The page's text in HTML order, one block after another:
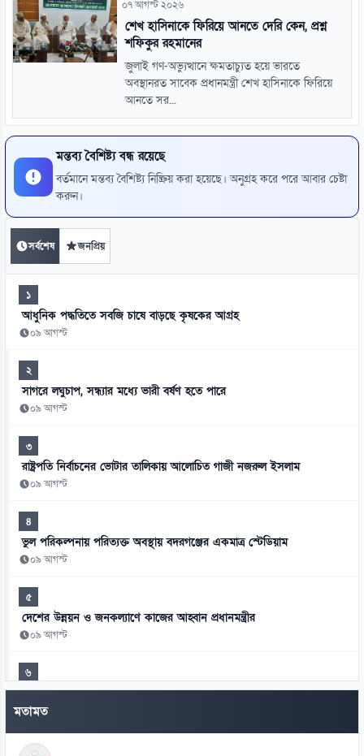
০৭ আগস্ট ২০২৬
শেখ হাসিনাকে ফিরিয়ে আনতে দেরি কেন, প্রশ্ন
শফিকুর রহমানের
জুলাই গণ-অভ্যুত্থানে ক্ষমতাচ্যুত হয়ে ভারতে
অবস্থানরত সাবেক প্রধানমন্ত্রী শেখ হাসিনাকে ফিরিয়ে
আনতে সর...
মন্তব্য বৈশিষ্ট্য বন্ধ রয়েছে
বর্তমানে মন্তব্য বৈশিষ্ট্য নিষ্ক্রিয় করা হয়েছে। অনুগ্রহ করে পরে আবার চেষ্টা
করুন।
সর্বশেষ জনপ্রিয়
১
আধুনিক পদ্ধতিতে সবজি চাষে বাড়ছে কৃষকের আগ্রহ
০৯ আগস্ট
২
সাগরে লঘুচাপ, সন্ধ্যার মধ্যে ভারী বর্ষণ হতে পারে
০৯ আগস্ট
৩
রাষ্ট্রপতি নির্বাচনের ভোটার তালিকায় আলোচিত গাজী নজরুল ইসলাম
০৯ আগস্ট
৪
ভুল পরিকল্পনায় পরিত্যক্ত অবস্থায় বদরগঞ্জের একমাত্র স্টেডিয়াম
০৯ আগস্ট
৫
দেশের উন্নয়ন ও জনকল্যাণে কাজের আহ্বান প্রধানমন্ত্রীর
০৯ আগস্ট
৬
মাধবদীতে সোনার বাংলা কটন মিলের বিশেষ সাধারণ সভা
০৯ আগস্ট
৭
মতামত